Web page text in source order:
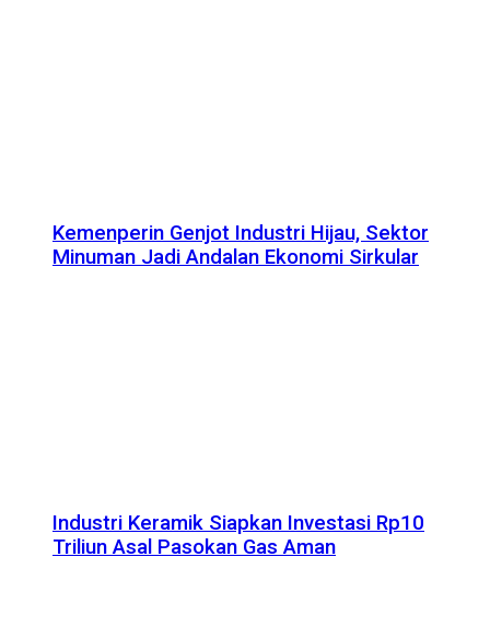
Kemenperin Genjot Industri Hijau, Sektor
Minuman Jadi Andalan Ekonomi Sirkular
Industri Keramik Siapkan Investasi Rp10
Triliun Asal Pasokan Gas Aman